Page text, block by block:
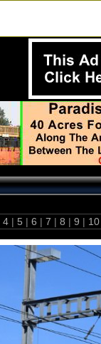
4 | 5 | 6 | 7 | 8 | 9 |